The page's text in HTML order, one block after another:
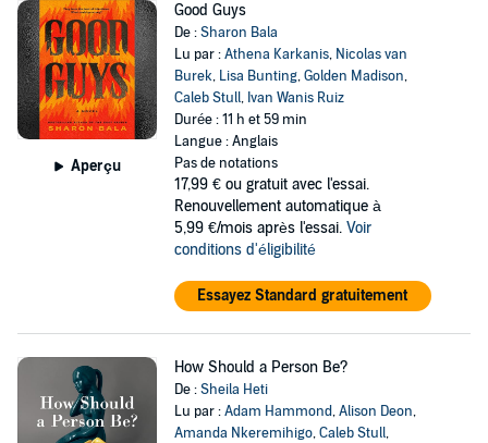
Aperçu
Good Guys
De :Sharon Bala
Lu par :Athena Karkanis, Nicolas van
Burek, Lisa Bunting,Golden Madison,
Caleb Stull, Ivan Wanis Ruiz
Durée : 11 h et 59 min
Langue : Anglais
Pas de notations
17,99 € ou gratuit avec l'essai.
Renouvellement automatique à
5,99 €/mois après l'essai. Voir
conditions d'éligibilité
Essayez Standard gratuitement
How Should a Person Be?
De :Sheila Heti
Lu par :Adam Hammond,Alison Deon,
Amanda Nkeremihigo,Caleb Stull,